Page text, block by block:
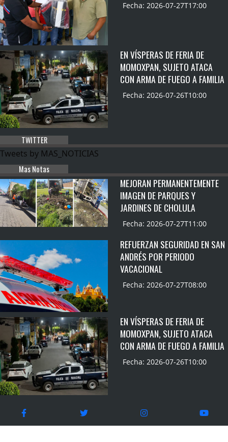
Fecha: 2026-07-27T17:00
EN VÍSPERAS DE FERIA DE
MOMOXPAN, SUJETO ATACA
CON ARMA DE FUEGO A FAMILIA
Fecha: 2026-07-26T10:00
TWITTER
Tweets by MAS_NOTICIAS
Mas Notas
MEJORAN PERMANENTEMENTE
IMAGEN DE PARQUES Y
JARDINES DE CHOLULA
Fecha: 2026-07-27T11:00
REFUERZAN SEGURIDAD EN SAN
ANDRÉS POR PERIODO
VACACIONAL
Fecha: 2026-07-27T08:00
EN VÍSPERAS DE FERIA DE
MOMOXPAN, SUJETO ATACA
CON ARMA DE FUEGO A FAMILIA
Fecha: 2026-07-26T10:00